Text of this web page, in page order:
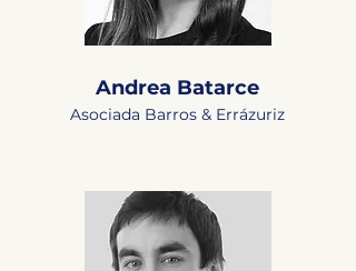
Andrea Batarce
Asociada Barros & Errázuriz